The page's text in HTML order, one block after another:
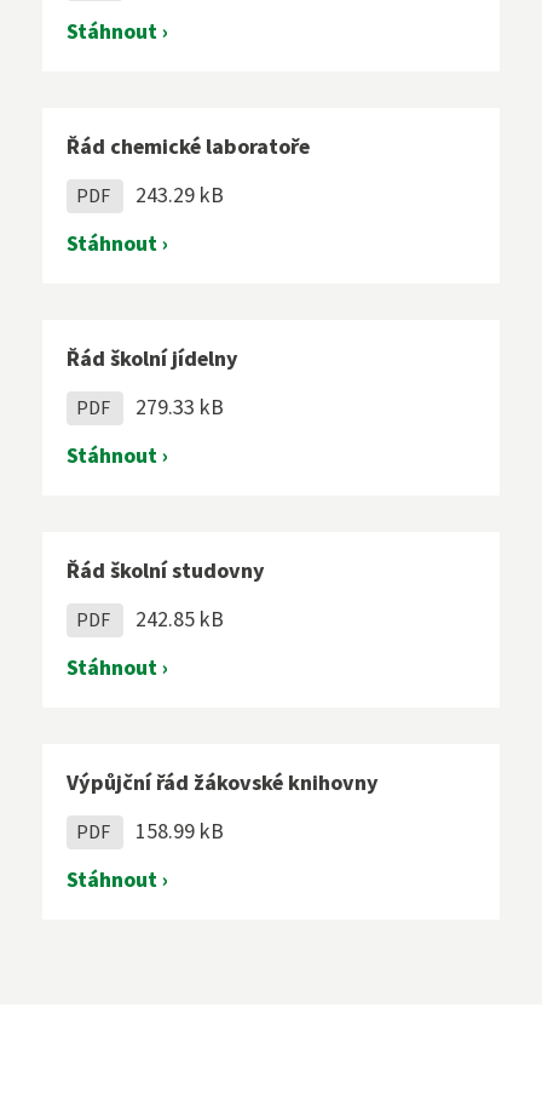
Stáhnout ›
Řád chemické laboratoře
PDF
243.29 kB
Stáhnout ›
Řád školní jídelny
PDF
279.33 kB
Stáhnout ›
Řád školní studovny
PDF
242.85 kB
Stáhnout ›
Výpůjční řád žákovské knihovny
PDF
158.99 kB
Stáhnout ›